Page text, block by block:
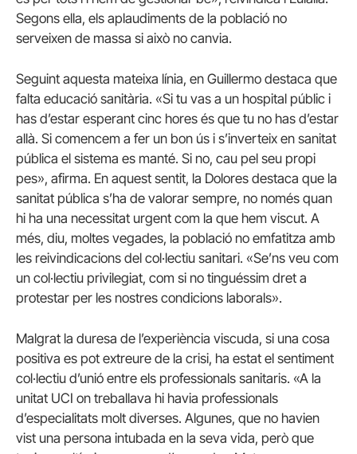
Segons ella, els aplaudiments de la població no
serveixen de massa si això no canvia.
Seguint aquesta mateixa línia, en Guillermo destaca que
falta educació sanitària. «Si tu vas a un hospital públic i
has d’estar esperant cinc hores és que tu no has d’estar
allà. Si comencem a fer un bon ús i s’inverteix en sanitat
pública el sistema es manté. Si no, cau pel seu propi
pes», afirma. En aquest sentit, la Dolores destaca que la
sanitat pública s’ha de valorar sempre, no només quan
hi ha una necessitat urgent com la que hem viscut. A
més, diu, moltes vegades, la població no emfatitza amb
les reivindicacions del col·lectiu sanitari. «Se’ns veu com
un col·lectiu privilegiat, com si no tinguéssim dret a
protestar per les nostres condicions laborals».
Malgrat la duresa de l’experiència viscuda, si una cosa
positiva es pot extreure de la crisi, ha estat el sentiment
col·lectiu d’unió entre els professionals sanitaris. «A la
unitat UCI on treballava hi havia professionals
d’especialitats molt diverses. Algunes, que no havien
vist una persona intubada en la seva vida, però que